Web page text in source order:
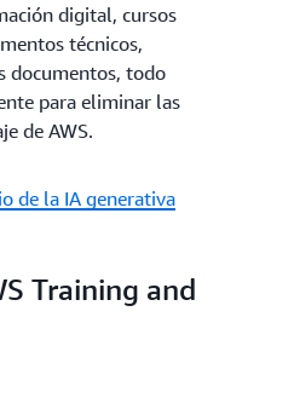
digital, cursos
técnicos,
documentos, todo
para eliminar las
de AWS.
de la IA generativa
Training and